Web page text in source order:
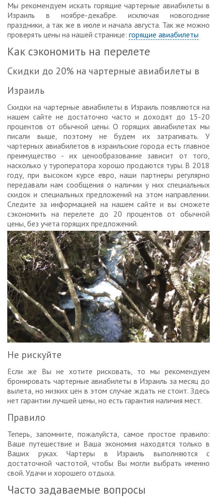
Мы рекомендуем искать горящие чартерные авиабилеты в
Израиль в ноябре-декабре. исключая новогодние
праздники, а так же в июле и начала августа. Так же можно
проверять цены на нашей странице: горящие авиабилеты
Как сэкономить на перелете
Скидки до 20% на чартерные авиабилеты в
Израиль
Скидки на чартерные авиабилеты в Израиль появляются на
нашем сайте не достаточно часто и доходят до 15-20
процентов от обычной цены. О горящих авиабилетах мы
писали выше, поэтому не будем их затрагивать. У
чартерных авиабилетов в израильские города есть главное
преимущество - их ценообразование зависит от того,
насколько у туроператора хорошо продаются туры. В 2018
году, при высоком курсе евро, наши партнеры регулярно
передавали нам сообщения о наличии у них специальных
скидок и специальных предложений на этом направлении.
Следите за информацией на нашем сайте и вы сможете
сэкономить на перелете до 20 процентов от обычной
цены, без учета горящих предложений.
Не рискуйте
Если же Вы не хотите рисковать, то мы рекомендуем
бронировать чартерные авиабилеты в Израиль за месяц до
вылета, но низких цен в этом случае ждать не стоит. Здесь
нет гарантии лучшей цены, но есть гарантия наличия мест.
Правило
Теперь, запомните, пожалуйста, самое простое правило:
Ваше путешествие и Ваша экономия находятся только в
Ваших руках. Чартеры в Израиль выполняются с
достаточной частотой, чтобы Вы могли выбрать именно
свой. Удачи и хорошего отдыха.
Часто задаваемые вопросы